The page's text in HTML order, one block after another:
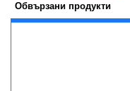
Обвързани продукти